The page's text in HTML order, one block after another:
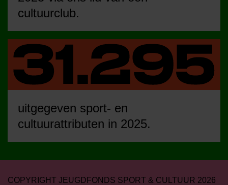
cultuurclub.
uitgegeven sport- en
cultuurattributen in 2025.
COPYRIGHT JEUGDFONDS SPORT & CULTUUR 2026